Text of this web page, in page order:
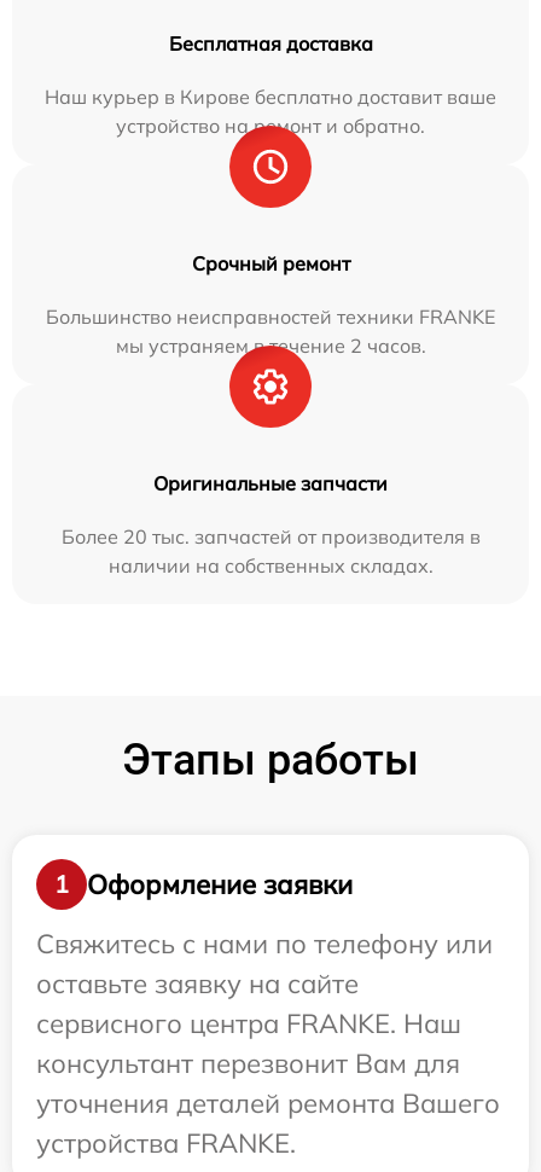
Бесплатная доставка
Наш курьер в Кирове бесплатно доставит ваше
устройство на ремонт и обратно.
Срочный ремонт
Большинство неисправностей техники FRANKE
мы устраняем в течение 2 часов.
Оригинальные запчасти
Более 20 тыс. запчастей от производителя в
наличии на собственных складах.
Этапы работы
1
Оформление заявки
Свяжитесь с нами по телефону или
оставьте заявку на сайте
сервисного центра FRANKE. Наш
консультант перезвонит Вам для
уточнения деталей ремонта Вашего
устройства FRANKE.